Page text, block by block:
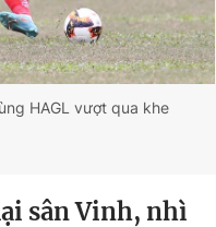
HAGL vượt qua khe
sân Vinh, nhì